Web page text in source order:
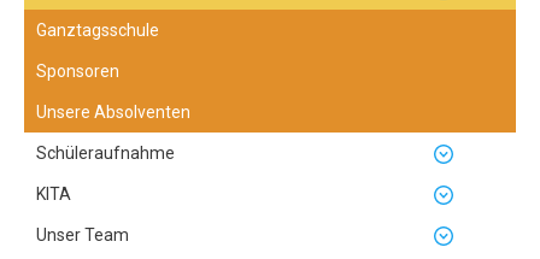
Ganztagsschule
Sponsoren
Unsere Absolventen
Schüleraufnahme
KITA
Unser Team